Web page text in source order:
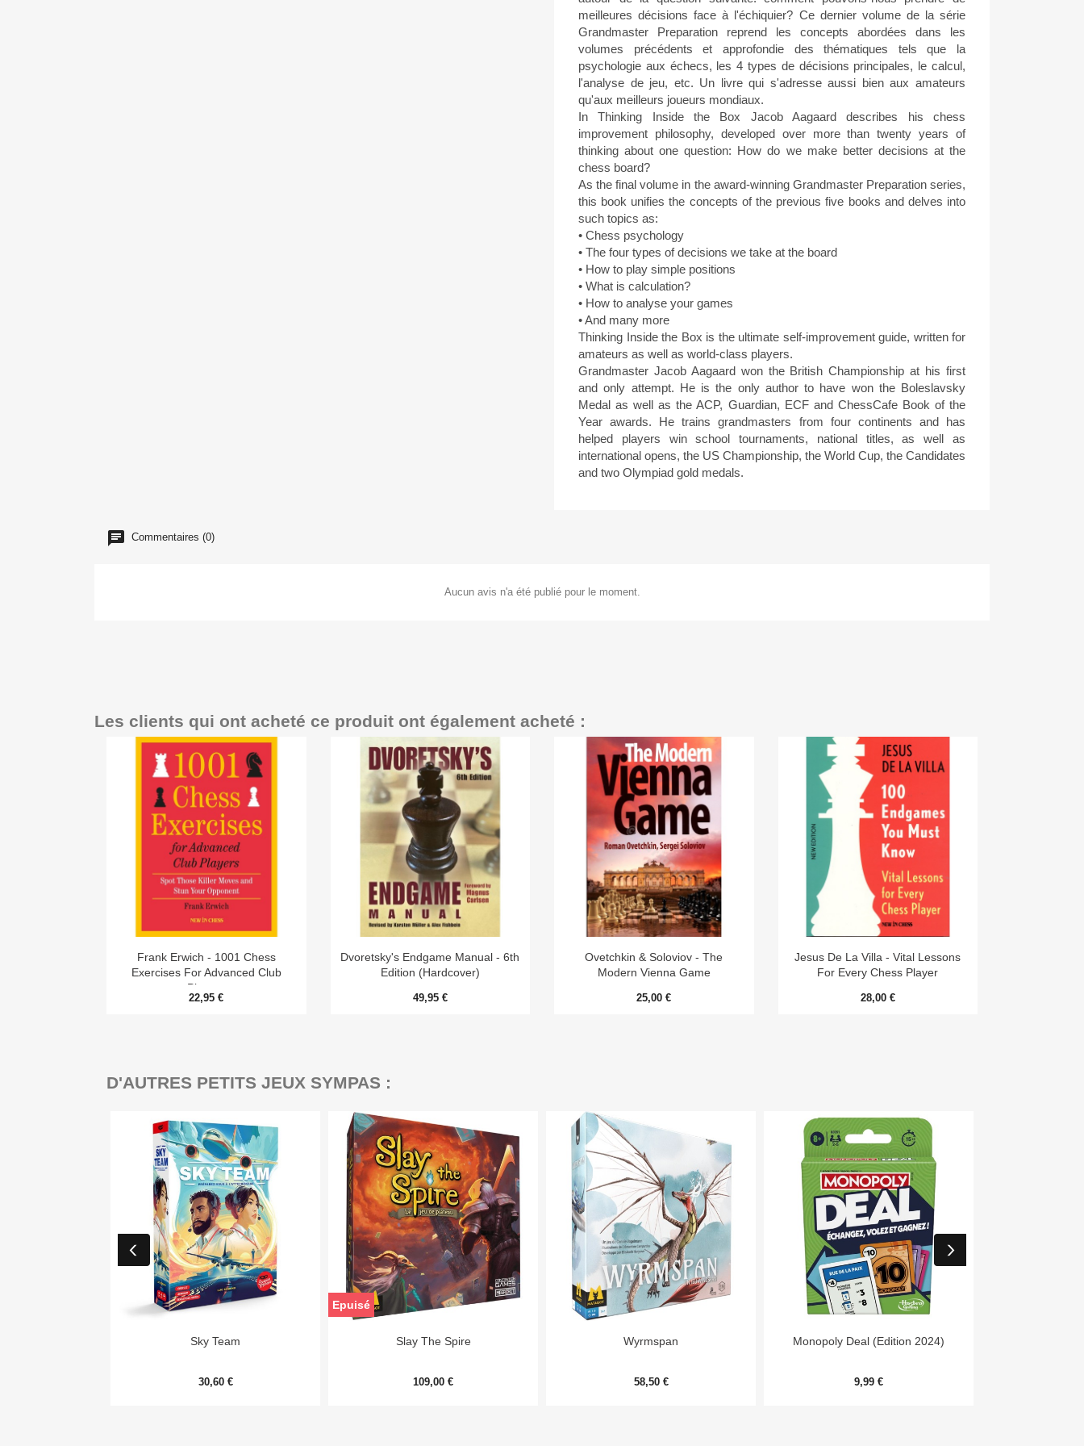
meilleures décisions face à l'échiquier? Ce dernier volume de la série
Grandmaster Preparation reprend les concepts abordées dans les
volumes précédents et approfondie des thématiques tels que la
psychologie aux échecs, les 4 types de décisions principales, le calcul,
l'analyse de jeu, etc. Un livre qui s'adresse aussi bien aux amateurs
qu'aux meilleurs joueurs mondiaux.
In Thinking Inside the Box Jacob Aagaard describes his chess
improvement philosophy, developed over more than twenty years of
thinking about one question: How do we make better decisions at the
chess board?
As the final volume in the award-winning Grandmaster Preparation series,
this book unifies the concepts of the previous five books and delves into
such topics as:
• Chess psychology
• The four types of decisions we take at the board
• How to play simple positions
• What is calculation?
• How to analyse your games
• And many more
Thinking Inside the Box is the ultimate self-improvement guide, written for
amateurs as well as world-class players.
Grandmaster Jacob Aagaard won the British Championship at his first
and only attempt. He is the only author to have won the Boleslavsky
Medal as well as the ACP, Guardian, ECF and ChessCafe Book of the
Year awards. He trains grandmasters from four continents and has
helped players win school tournaments, national titles, as well as
international opens, the US Championship, the World Cup, the Candidates
and two Olympiad gold medals.
Commentaires (0)
Aucun avis n'a été publié pour le moment.
Les clients qui ont acheté ce produit ont également acheté :
Aperçu rapide
Frank Erwich - 1001 Chess
Exercises For Advanced Club
Players
22,95 €
Aperçu rapide
Dvoretsky's Endgame Manual - 6th
Edition (Hardcover)
49,95 €
Aperçu rapide
Ovetchkin & Soloviov - The
Modern Vienna Game
25,00 €
 Aperçu rapide
Jesus De La Villa - Vital Lessons
For Every Chess Player
28,00 €
D'AUTRES PETITS JEUX SYMPAS :
Aperçu rapide
Sky Team
30,60 €
Aperçu rapide
Slay The Spire
109,00 €
Epuisé
Aperçu rapide
Wyrmspan
58,50 €
Aperçu rapide
Monopoly Deal (Edition 2024)
9,99 €